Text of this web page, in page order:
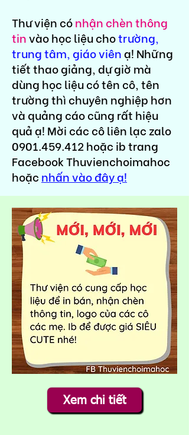
Thư viện cónhận chèn thông
tinvào học liệu chotrường,
trung tâm, giáo viênạ! Những
tiết thao giảng, dự giờ mà
dùng học liệu có tên cô, tên
trường thì chuyên nghiệp hơn
và quảng cáo cũng rất hiệu
quả ạ! Mời các cô liên lạc zalo
0901.459.412hoặc ib trang
Facebook Thuvienchoimahoc
hoặc nhấn vào đây ạ!
Xem chi tiết